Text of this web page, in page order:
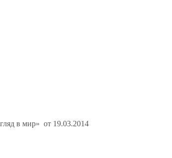
в мир» от 19.03.2014